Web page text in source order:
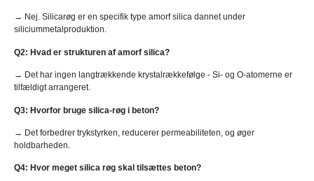
→ Nej. Silicarøg er en specifik type amorf silica dannet under
siliciummetalproduktion.
Q2: Hvad er strukturen af ​​amorf silica?
→ Det har ingen langtrækkende krystalrækkefølge - Si- og O-atomerne er
tilfældigt arrangeret.
Q3: Hvorfor bruge silica-røg i beton?
→ Det forbedrer trykstyrken, reducerer permeabiliteten, og øger
holdbarheden.
Q4: Hvor meget silica røg skal tilsættes beton?